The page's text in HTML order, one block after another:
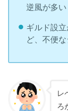
逆風が多い
ギルド設
ど、不便
レ
ろ